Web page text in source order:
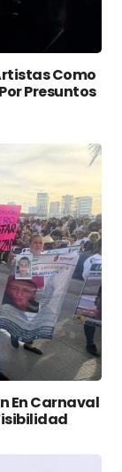
Como
Presuntos
En Carnaval